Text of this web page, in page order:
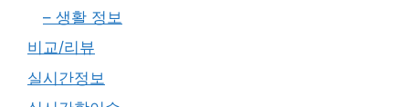
– 생활 정보
비교/리뷰
실시간정보